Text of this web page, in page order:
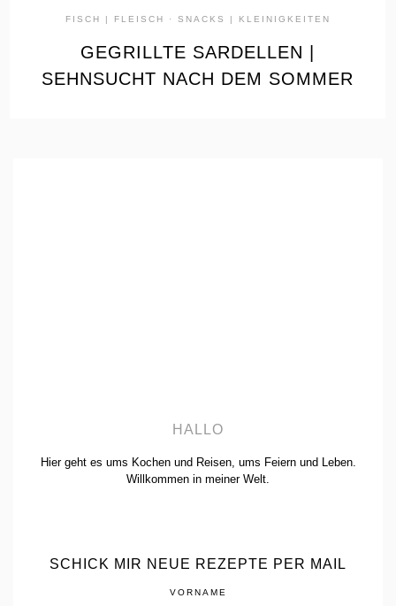
FISCH | FLEISCH · SNACKS | KLEINIGKEITEN
GEGRILLTE SARDELLEN |
SEHNSUCHT NACH DEM SOMMER
HALLO
Hier geht es ums Kochen und Reisen, ums Feiern und Leben.
Willkommen in meiner Welt.
SCHICK MIR NEUE REZEPTE PER MAIL
VORNAME